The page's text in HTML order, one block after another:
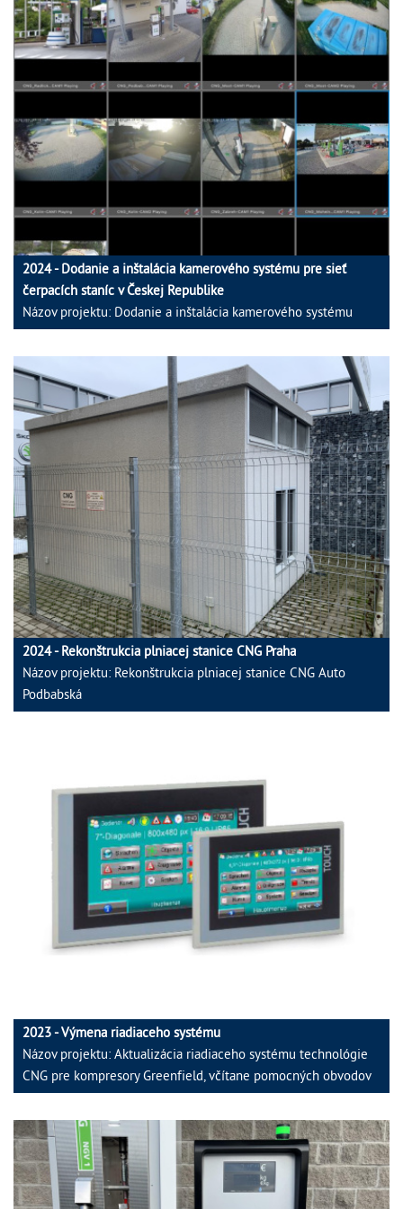
2024 - Dodanie a inštalácia kamerového systému pre sieť
čerpacích staníc v Českej Republike
Názov projektu: Dodanie a inštalácia kamerového systému
2024 - Rekonštrukcia plniacej stanice CNG Praha
Názov projektu: Rekonštrukcia plniacej stanice CNG Auto
Podbabská
2023 - Výmena riadiaceho systému
Názov projektu: Aktualizácia riadiaceho systému technológie
CNG pre kompresory Greenfield, včítane pomocných obvodov